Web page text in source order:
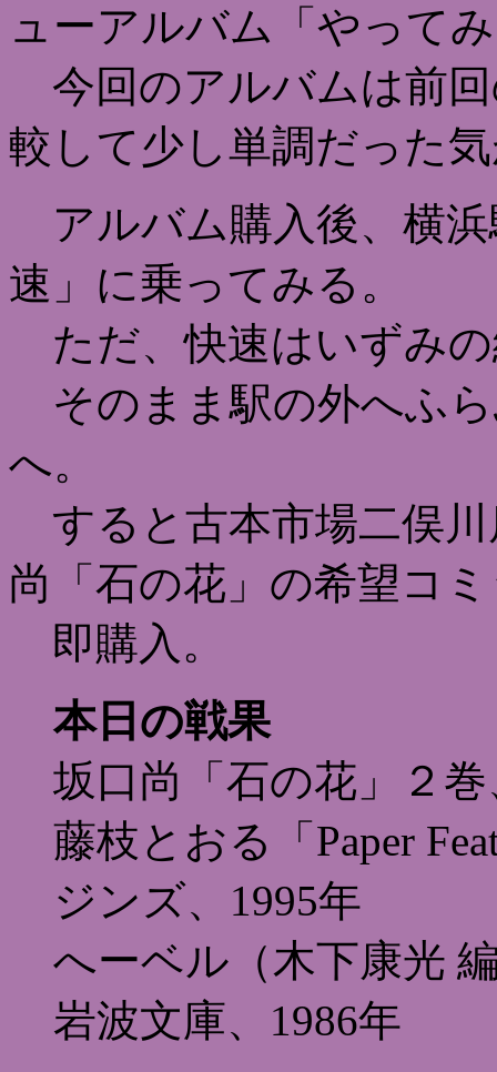
ューアルバム「やって
今回のアルバムは前
較して少し単調だった
アルバム購入後、横
速」に乗ってみる。
ただ、快速はいずみ
そのまま駅の外へふ
へ。
すると古本市場二俣
尚「石の花」の希望コ
即購入。
本日の戦果
坂口尚「石の花」２
藤枝とおる「Paper
ジンズ、1995年
へーベル（木下康光
岩波文庫、1986年